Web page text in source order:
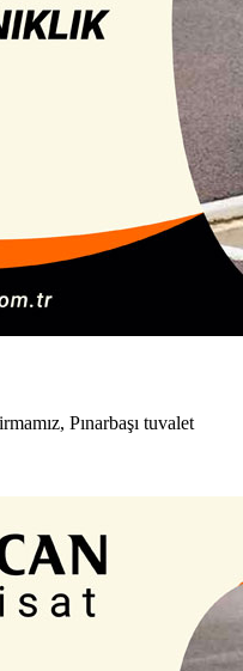
Pınarbaşı tuvalet